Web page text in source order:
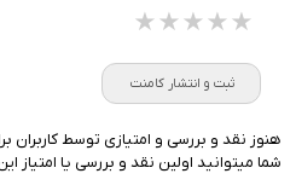
★★★★★
★★★★★
★★★★★
ثبت و انتشار کامنت
هنوز نقد و بررسی و امتیازی توسط
شما میتوانید اولین نقد و بررسی یا